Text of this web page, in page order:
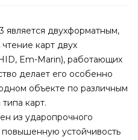
является двухформатным,
карт двух
Em-Marin), работающих
делает его особенно
объекте по различным
карт.
из ударопрочного
повышенную устойчивость